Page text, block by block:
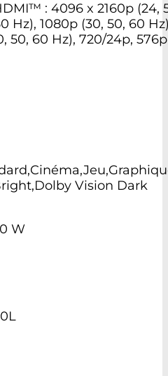
: 4096 x 2160p (24,
Hz), 1080p (30, 50, 60
50, 60 Hz), 720/24p,
Vision Dark
W